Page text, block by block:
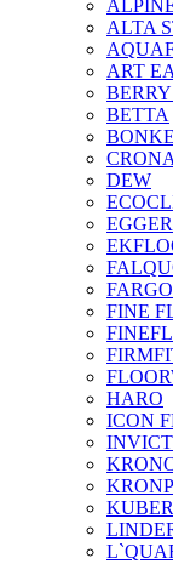
ALTA
ART
BETTA
DEW
FARGO
FINE
HARO
ICON